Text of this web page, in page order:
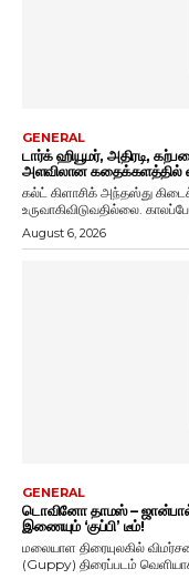
GENERAL
டார்க் ஹியூமர், அதிரடி,
அளவிலான கதைக்களத்தில்
கல்ட் கிளாசிக் அந்தஸ்து
உருவாகிவிடுவதில்லை.
August 6, 2026
GENERAL
டொவினோ தாமஸ் – ஜான்பால்
இணையும் ‘குப்பி’ டீம்!
மலையாள திரையுலகில்
(Guppy) திரைப்படம்